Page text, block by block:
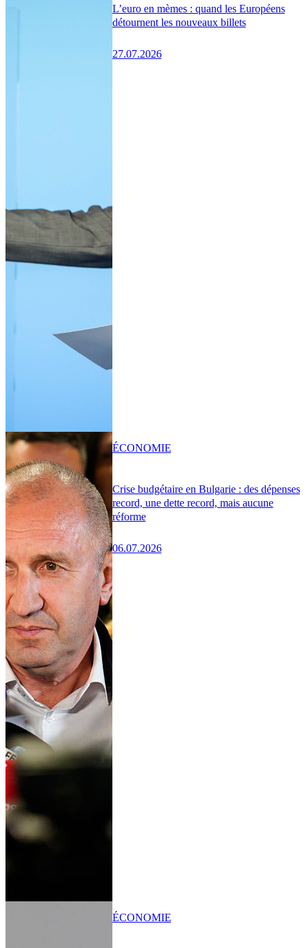
L’euro en mèmes : quand les Européens
détournent les nouveaux billets
27.07.2026
Crise budgétaire en Bulgarie : des dépenses
record, une dette record, mais aucune
réforme
06.07.2026
ÉCONOMIE
ÉCONOMIE